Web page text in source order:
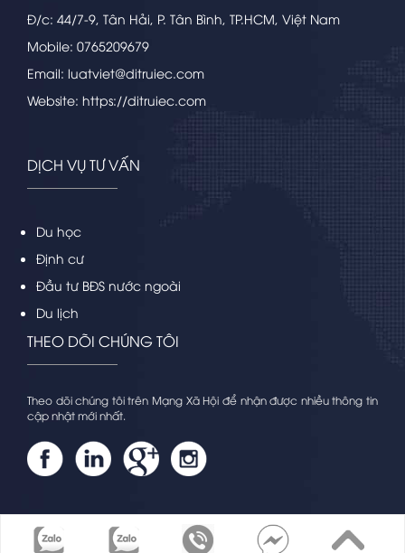
Đ/c: 44/7-9, Tân Hải, P. Tân Bình, TP.HCM, Việt Nam
Mobile: 0765209679
Email: luatviet@ditruiec.com
Website: https://ditruiec.com
DỊCH VỤ TƯ VẤN
Du học
Định cư
Đầu tư BĐS nước ngoài
Du lịch
THEO DÕI CHÚNG TÔI
Theo dõi chúng tôi trên Mạng Xã Hội để nhận được nhiều thông tin
cập nhật mới nhất.
Copyright by Ditruiec.com | Designed byRaccoon.vn